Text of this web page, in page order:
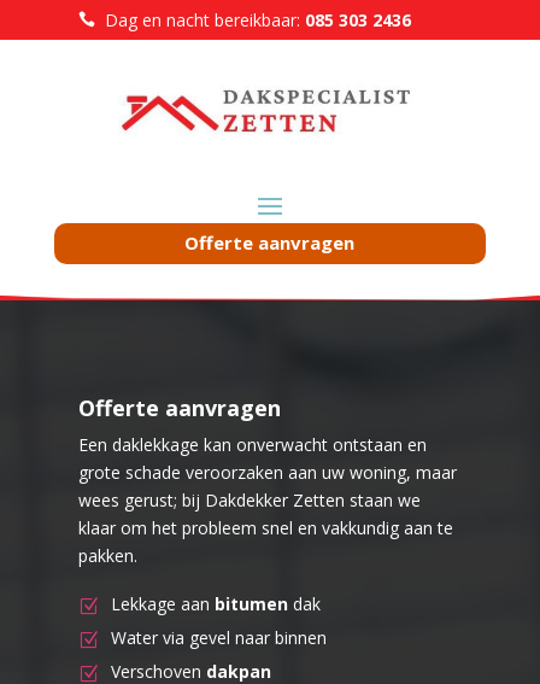
Dag en nacht bereikbaar: 085 303 2436
Offerte aanvragen
Offerte aanvragen
Een daklekkage kan onverwacht ontstaan en
grote schade veroorzaken aan uw woning, maar
wees gerust; bij Dakdekker Zetten staan we
klaar om het probleem snel en vakkundig aan te
pakken.
Lekkage aan bitumendak
Water via gevel naar binnen
Verschoven dakpan